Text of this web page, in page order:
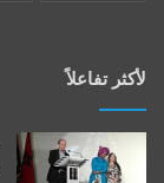
لأكثر تفاعلاً